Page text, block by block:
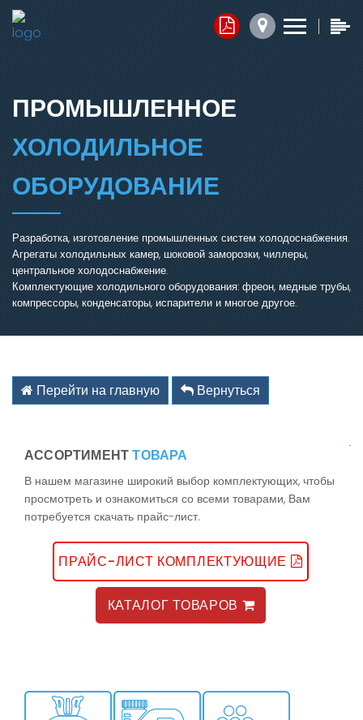
Контакты x
Юридический адрес:
050014, г.Алматы,
ул.Ангарская, д.103/2
График работы:
пн.-пт. с 7:30 до 16:30,
сб.-вс. Выходной
info@holodom.com
Связь по телефону:
+7(727) 2-988-588
+7(727) 2-988-390
+7(776) 222-77-11
+7(747) 222-77-12
Прайс-листы x
1. Комплектующие
2. Запасные части
3. Агрегаты
Обратная связь x
Добавить файл ⬇
Нажимая кнопку, я соглашаюсь на обработку персональных
данных.
ПРОМЫШЛЕННОЕ
ХОЛОДИЛЬНОЕ
ОБОРУДОВАНИЕ
Разработка, изготовление промышленных систем холодоснабжения.
Агрегаты холодильных камер, шоковой заморозки, чиллеры,
центральное холодоснабжение.
Комплектующие холодильного оборудования: фреон, медные трубы,
компрессоры, конденсаторы, испарители и многое другое.
Перейти на главную Вернуться
АССОРТИМЕНТТОВАРА
В нашем магазине широкий выбор комплектующих, чтобы
просмотреть и ознакомиться со всеми товарами, Вам
потребуется скачать прайс-лист.
ПРАЙС-ЛИСТ КОМПЛЕКТУЮЩИЕ
КАТАЛОГ ТОВАРОВ